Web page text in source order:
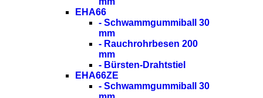
EHA66
- Schwammgummiball 30
mm
- Rauchrohrbesen 200
mm
- Bürsten-Drahtstiel
EHA66ZE
- Schwammgummiball 30